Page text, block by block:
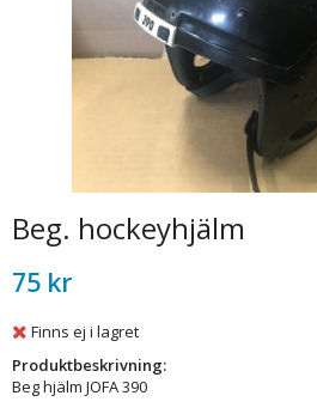
Beg. hockeyhjälm
75 kr
Finns ej i lagret
Produktbeskrivning:
Beg hjälm JOFA 390